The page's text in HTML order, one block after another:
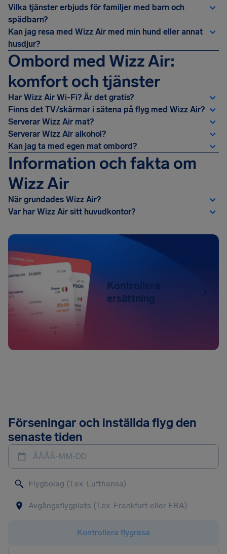
Vilka tjänster erbjuds för familjer med barn och
spädbarn?
Kan jag resa med Wizz Air med min hund eller annat
husdjur?
Ombord med Wizz Air:
komfort och tjänster
Har Wizz Air Wi-Fi? Är det gratis?
Finns det TV/skärmar i sätena på flyg med Wizz Air?
Serverar Wizz Air mat?
Serverar Wizz Air alkohol?
Kan jag ta med egen mat ombord?
Information och fakta om
Wizz Air
När grundades Wizz Air?
Var har Wizz Air sitt huvudkontor?
Kontrollera
ersättning
Förseningar och inställda flyg den
senaste tiden
ÅÅÅÅ-MM-DD
Kontrollera flygresa